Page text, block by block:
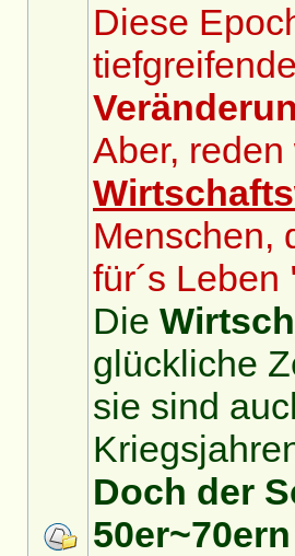
Diese
tiefgreifende
Aber,
Menschen,
für´s Leben
Die
glückliche
sie sind
Doch der